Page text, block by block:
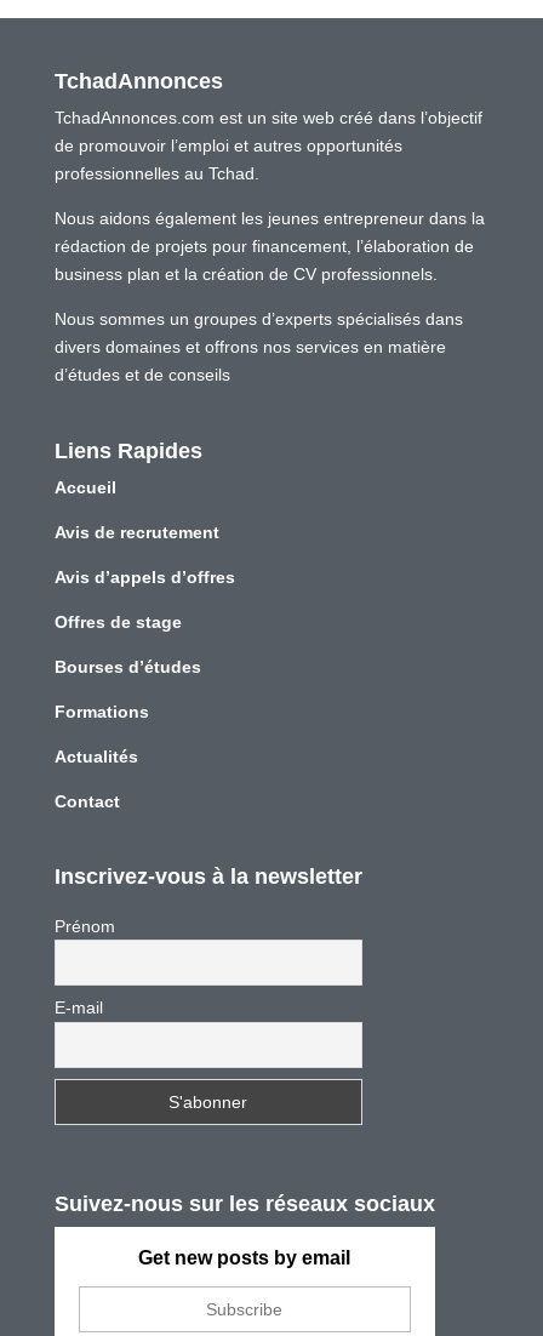
TchadAnnonces
TchadAnnonces.com est un site web créé dans l’objectif
de promouvoir l’emploi et autres opportunités
professionnelles au Tchad.
Nous aidons également les jeunes entrepreneur dans la
rédaction de projets pour financement, l’élaboration de
business plan et la création de CV professionnels.
Nous sommes un groupes d’experts spécialisés dans
divers domaines et offrons nos services en matière
d’études et de conseils
Liens Rapides
Accueil
Avis de recrutement
Avis d’appels d’offres
Offres de stage
Bourses d’études
Formations
Actualités
Contact
Inscrivez-vous à la newsletter
Prénom
E-mail
Suivez-nous sur les réseaux sociaux
Get new posts by email